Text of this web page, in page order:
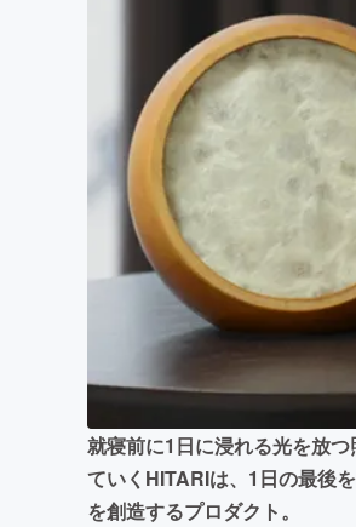
映像・映画
ビジネス・起業
まちづくり・
就寝前に1日に浸れる光を放
ていくHITARIは、1日の最後
を創造するプロダクト。